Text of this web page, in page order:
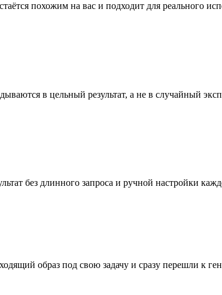
похожим на вас и подходит для реального
в цельный результат, а не в случайный
без длинного запроса и ручной настройки
образ под свою задачу и сразу перешли к